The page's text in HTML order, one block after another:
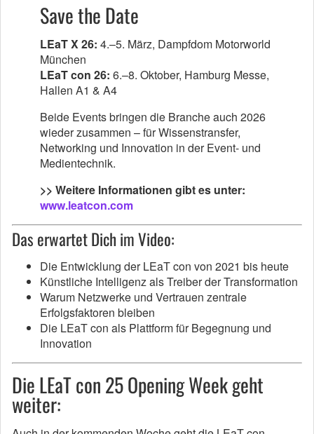
Save the Date
LEaT X 26: 4.–5. März, Dampfdom Motorworld
München
LEaT con 26: 6.–8. Oktober, Hamburg Messe,
Hallen A1 & A4
Beide Events bringen die Branche auch 2026
wieder zusammen – für Wissenstransfer,
Networking und Innovation in der Event- und
Medientechnik.
>> Weitere Informationen gibt es unter:
www.leatcon.com
Das erwartet Dich im Video:
Die Entwicklung der LEaT con von 2021 bis heute
Künstliche Intelligenz als Treiber der Transformation
Warum Netzwerke und Vertrauen zentrale
Erfolgsfaktoren bleiben
Die LEaT con als Plattform für Begegnung und
Innovation
Die LEaT con 25 Opening Week geht
weiter: